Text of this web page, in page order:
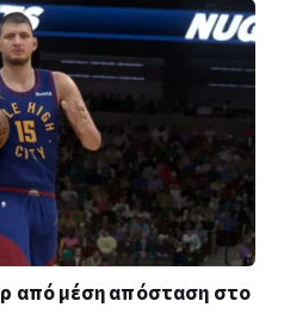
από μέση απόσταση στο